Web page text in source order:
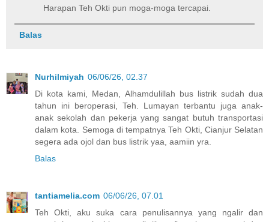
Harapan Teh Okti pun moga-moga tercapai.
Balas
Nurhilmiyah 06/06/26, 02.37
Di kota kami, Medan, Alhamdulillah bus listrik sudah dua
tahun ini beroperasi, Teh. Lumayan terbantu juga anak-
anak sekolah dan pekerja yang sangat butuh transportasi
dalam kota. Semoga di tempatnya Teh Okti, Cianjur Selatan
segera ada ojol dan bus listrik yaa, aamiin yra.
Balas
tantiamelia.com 06/06/26, 07.01
Teh Okti, aku suka cara penulisannya yang ngalir dan